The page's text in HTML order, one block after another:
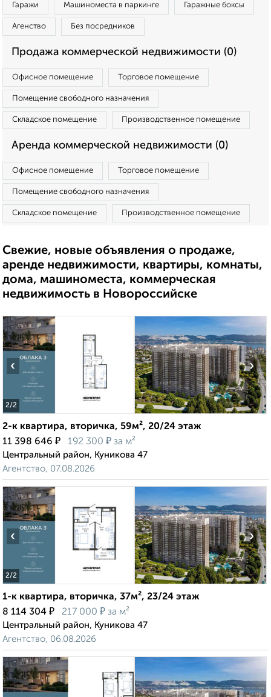
Гаражи Машиноместа в паркинге Гаражные боксы
Агенство Без посредников
Продажа коммерческой недвижимости (0)
Офисное помещение Торговое помещение
Помещение свободного назначения
Складское помещение Производственное помещение
Аренда коммерческой недвижимости (0)
Офисное помещение Торговое помещение
Помещение свободного назначения
Складское помещение Производственное помещение
Свежие, новые объявления о продаже,
аренде недвижимости, квартиры, комнаты,
дома, машиноместа, коммерческая
недвижимость в Новороссийске
2/2
‹ ›
2-к квартира, вторичка, 59м², 20/24 этаж
11 398 646 ₽ 192 300 ₽ за м²
Центральный район, Куникова 47
Агентство, 07.08.2026
2/2
‹ ›
1-к квартира, вторичка, 37м², 23/24 этаж
8 114 304 ₽ 217 000 ₽ за м²
Центральный район, Куникова 47
Агентство, 06.08.2026